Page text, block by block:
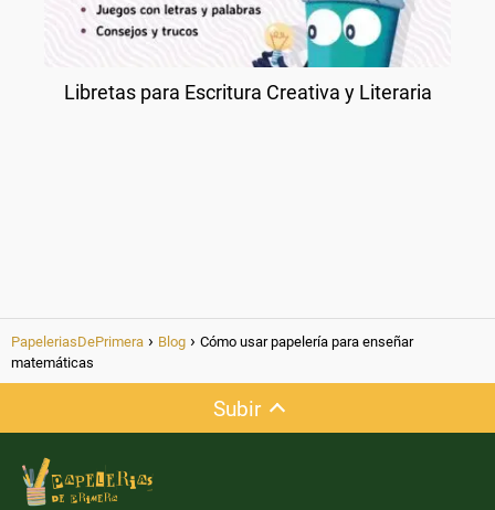
Libretas para Escritura Creativa y Literaria
PapeleriasDePrimera Blog
Cómo usar papelería para enseñar
matemáticas
Subir